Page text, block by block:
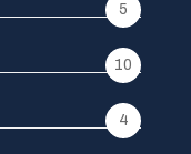
5
10
4